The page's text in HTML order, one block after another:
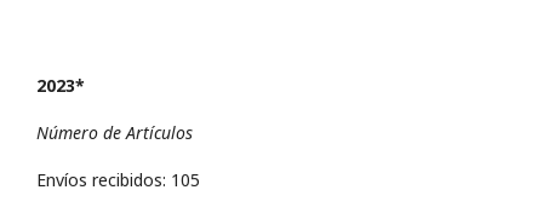
2023*
Número de Artículos
Envíos recibidos: 105